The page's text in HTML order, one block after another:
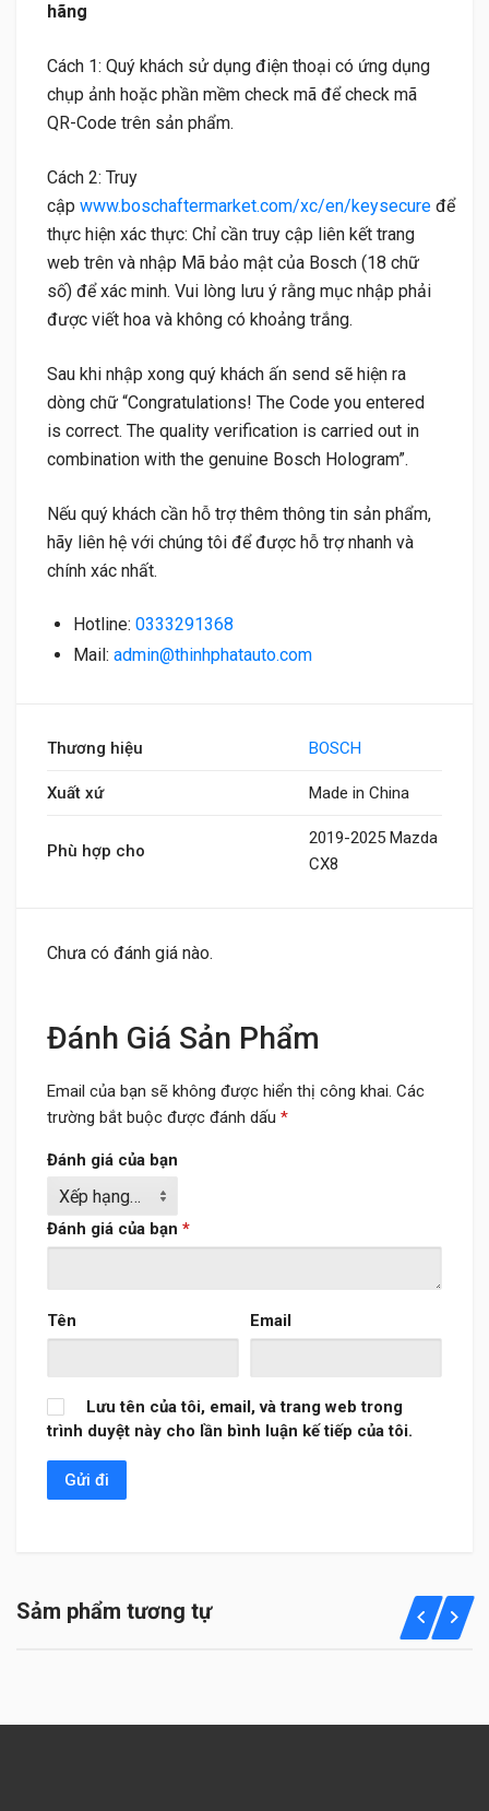
hãng
Cách 1: Quý khách sử dụng điện thoại có ứng dụng
chụp ảnh hoặc phần mềm check mã để check mã
QR-Code trên sản phẩm.
Cách 2: Truy
cập www.boschaftermarket.com/xc/en/keysecure để
thực hiện xác thực: Chỉ cần truy cập liên kết trang
web trên và nhập Mã bảo mật của Bosch (18 chữ
số) để xác minh. Vui lòng lưu ý rằng mục nhập phải
được viết hoa và không có khoảng trắng.
Sau khi nhập xong quý khách ấn send sẽ hiện ra
dòng chữ “Congratulations! The Code you entered
is correct. The quality verification is carried out in
combination with the genuine Bosch Hologram”.
Nếu quý khách cần hỗ trợ thêm thông tin sản phẩm,
hãy liên hệ với chúng tôi để được hỗ trợ nhanh và
chính xác nhất.
Hotline: 0333291368
Mail: admin@thinhphatauto.com
Thương hiệu BOSCH
Xuất xứ Made in China
Phù hợp cho
2019-2025 Mazda
CX8
Chưa có đánh giá nào.
Đánh Giá Sản Phẩm
Email của bạn sẽ không được hiển thị công khai. Các
trường bắt buộc được đánh dấu *
Đánh giá của bạn
Đánh giá của bạn *
Tên Email
Lưu tên của tôi, email, và trang web trong
trình duyệt này cho lần bình luận kế tiếp của tôi.
Sảm phẩm tương tự